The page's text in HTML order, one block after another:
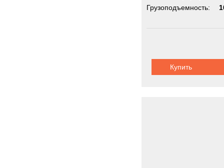
Грузоподъемность:
Купить